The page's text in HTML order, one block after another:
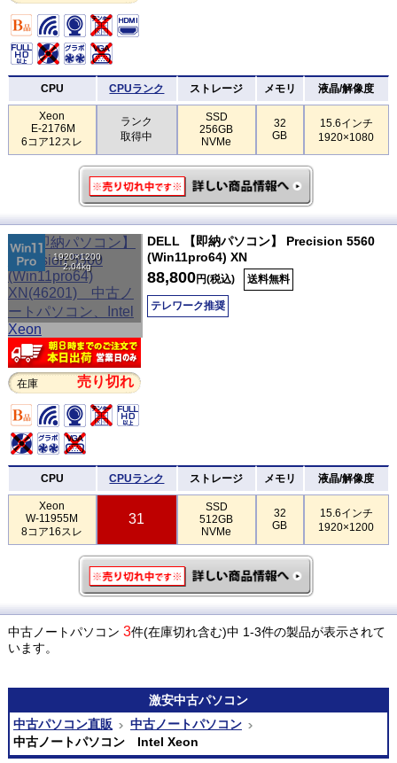
CPU CPUランク ストレージ メモリ 液晶/解像度
Xeon
E-2176M
6コア12スレ
ランク
取得中
SSD
256GB
NVMe
32
GB
15.6インチ
1920×1080
1920×1200
2.04kg
在庫 売り切れ
DELL 【即納パソコン】 Precision 5560
(Win11pro64) XN
88,800円(税込) 送料無料
テレワーク推奨
CPU CPUランク ストレージ メモリ 液晶/解像度
Xeon
W-11955M
8コア16スレ
31
SSD
512GB
NVMe
32
GB
15.6インチ
1920×1200
中古ノートパソコン 3件(在庫切れ含む)中 1-3件の製品が表示されて
います。
激安中古パソコン
中古パソコン直販
中古ノートパソコン
中古ノートパソコン Intel Xeon